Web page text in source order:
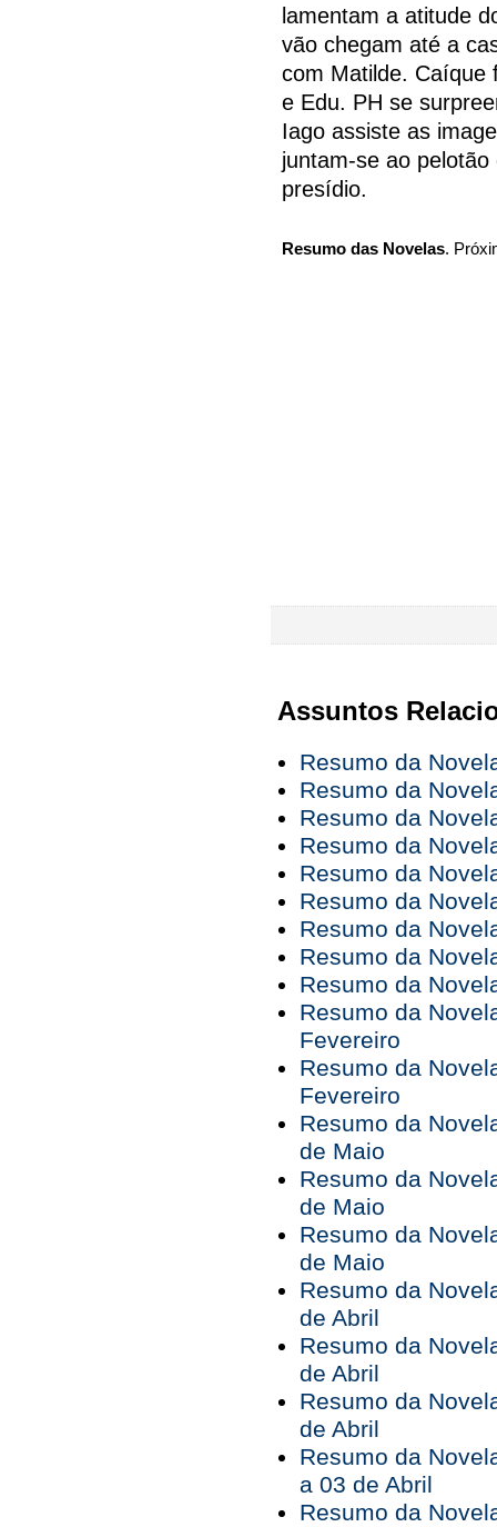
lamentam a atitude
vão chegam até a
com Matilde. Caíque
e Edu. PH se
Iago assiste as
juntam-se ao
presídio.
Resumo das Novelas.
Assuntos
Resumo da
Resumo da
Resumo da
Resumo da
Resumo da
Resumo da
Resumo da
Resumo da
Resumo da
Resumo da
Fevereiro
Resumo da
Fevereiro
Resumo da
de Maio
Resumo da
de Maio
Resumo da
de Maio
Resumo da
de Abril
Resumo da
de Abril
Resumo da
de Abril
Resumo da
a 03 de Abril
Resumo da